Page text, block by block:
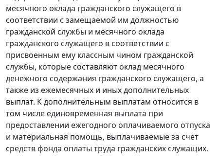
месячного оклада гражданского служащего в
соответствии с замещаемой им должностью
гражданской службы и месячного оклада
гражданского служащего в соответствии с
присвоенным ему классным чином гражданской
службы, которые составляют оклад месячного
денежного содержания гражданского служащего, а
также из ежемесячных и иных дополнительных
выплат. К дополнительным выплатам относится в
том числе единовременная выплата при
предоставлении ежегодного оплачиваемого отпуска
и материальная помощь, выплачиваемые за счёт
средств фонда оплаты труда гражданских служащих.